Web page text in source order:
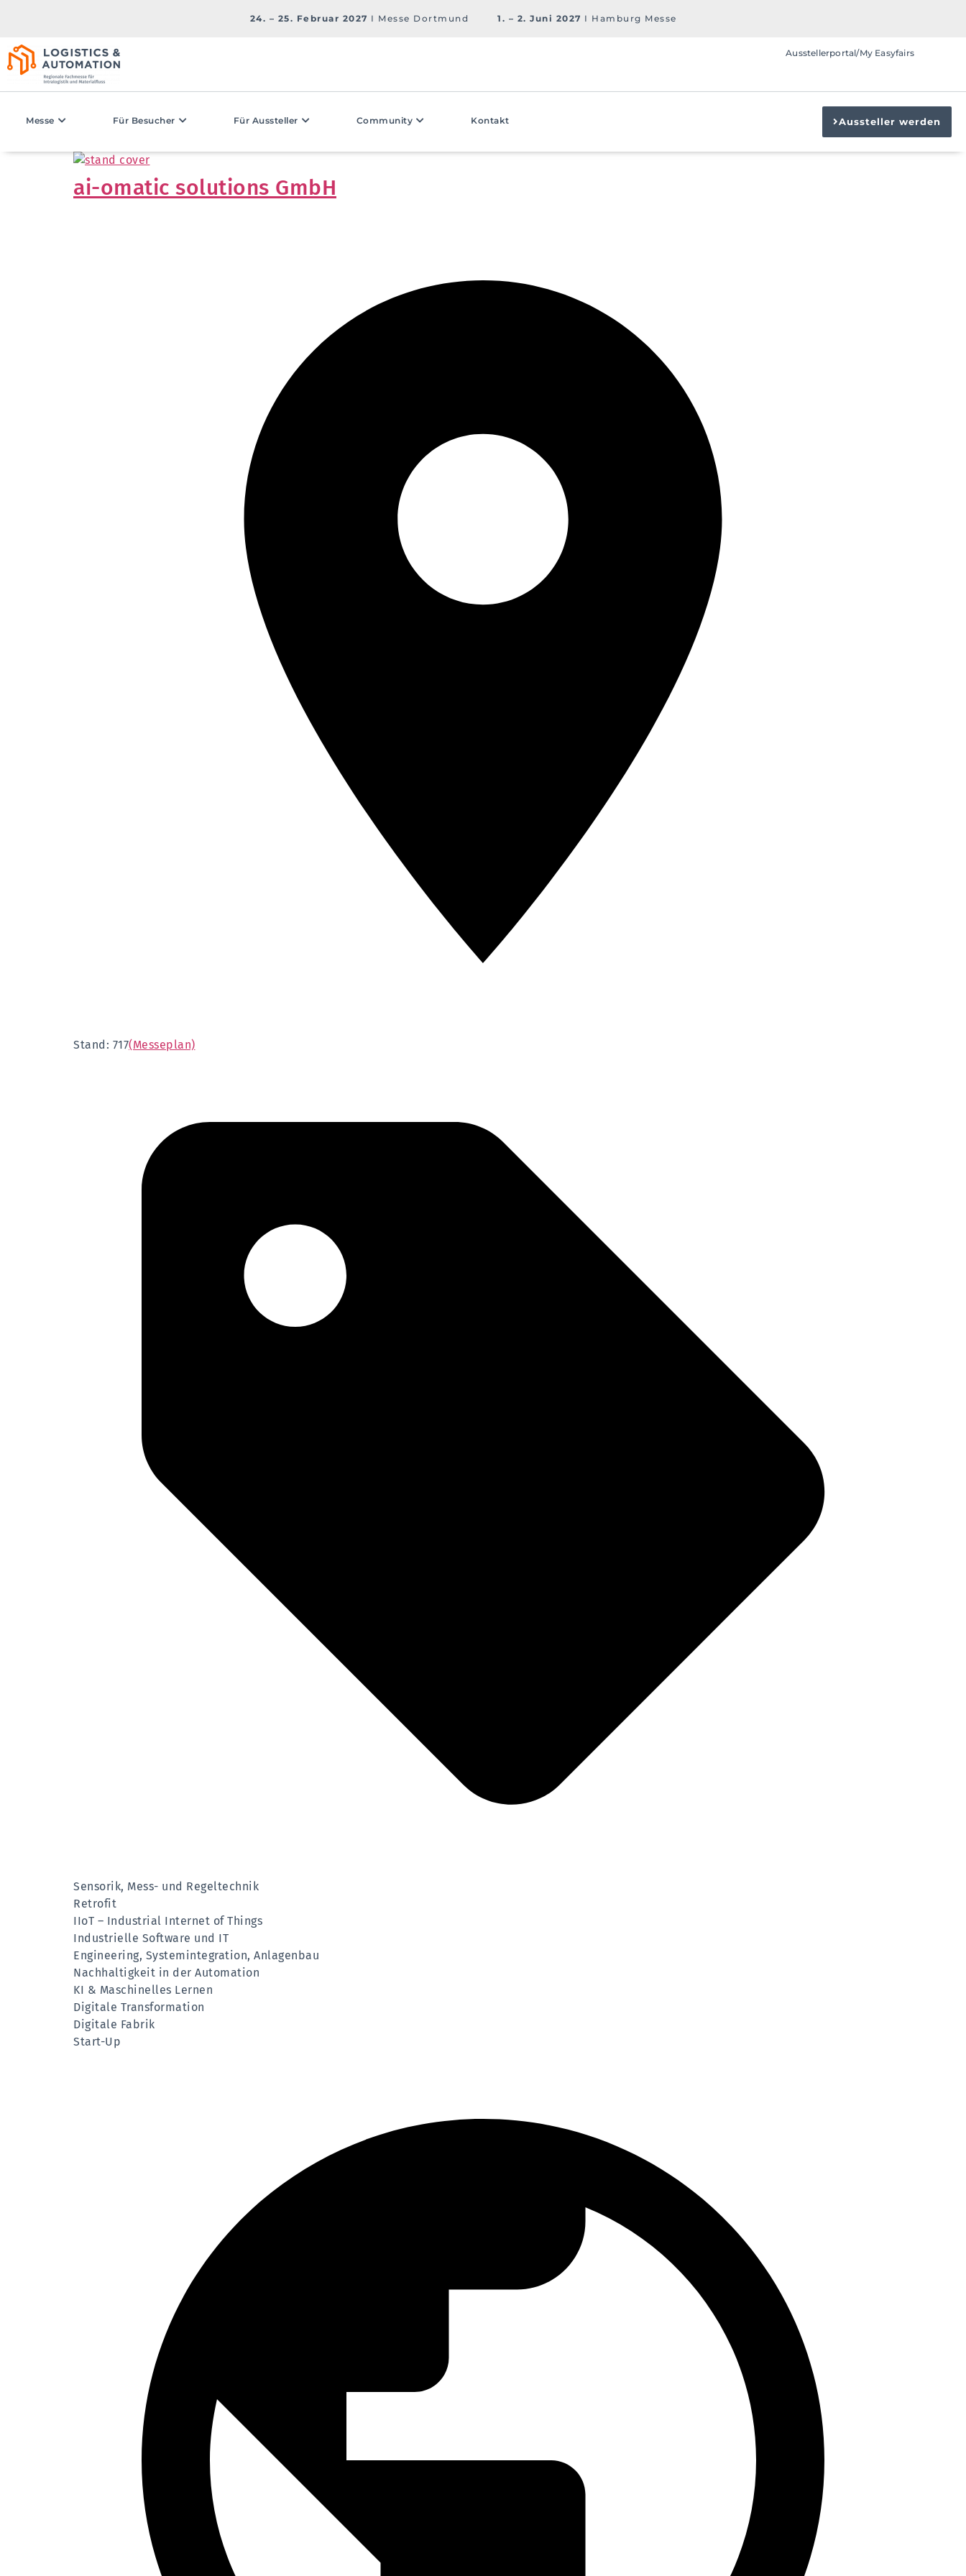
24. – 25. Februar 2027 I Messe Dortmund 1. – 2. Juni 2027 I Hamburg Messe
Ausstellerportal/My Easyfairs
Messe Für Besucher Für Aussteller Community Kontakt Aussteller werden
ai-omatic solutions GmbH
Stand: 717(Messeplan)
Sensorik, Mess- und Regeltechnik
Retrofit
IIoT – Industrial Internet of Things
Industrielle Software und IT
Engineering, Systemintegration, Anlagenbau
Nachhaltigkeit in der Automation
KI & Maschinelles Lernen
Digitale Transformation
Digitale Fabrik
Start-Up